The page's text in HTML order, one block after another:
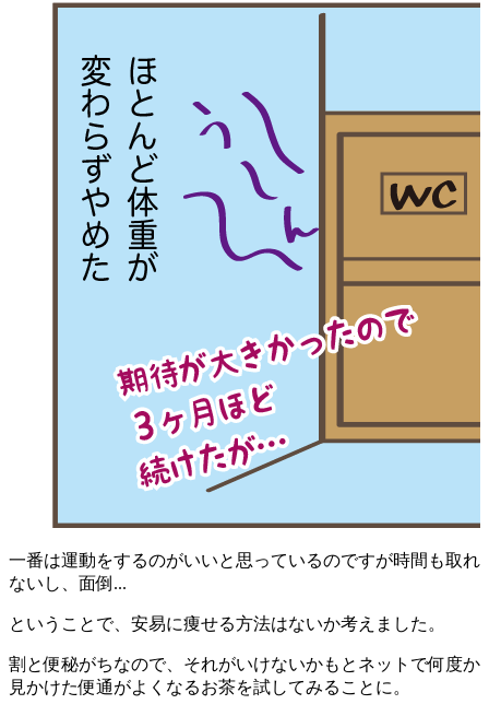
一番は運動をするのがいいと思っているのですが時間も取れ
ないし、面倒...
ということで、安易に痩せる方法はないか考えました。
割と便秘がちなので、それがいけないかもとネットで何度か
見かけた便通がよくなるお茶を試してみることに。